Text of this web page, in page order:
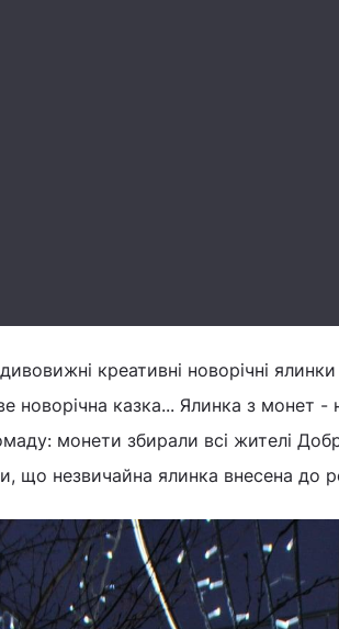
креативні новорічні
казка... Ялинка з монет -
монети збирали всі жителі
що незвичайна ялинка внесена до